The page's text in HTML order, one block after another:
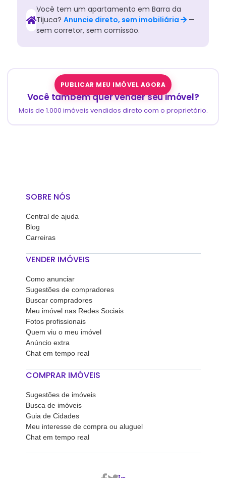
Você tem um apartamento em Barra da
Tijuca? Anuncie direto, sem imobiliária
—
sem corretor, sem comissão.
PUBLICAR MEU IMÓVEL AGORA
Você também quer vender seu imóvel?
Mais de 1.000 imóveis vendidos direto com o proprietário.
SOBRE NÓS
Central de ajuda
Blog
Carreiras
VENDER IMÓVEIS
Como anunciar
Sugestões de compradores
Buscar compradores
Meu imóvel nas Redes Sociais
Fotos profissionais
Quem viu o meu imóvel
Anúncio extra
Chat em tempo real
COMPRAR IMÓVEIS
Sugestões de imóveis
Busca de imóveis
Guia de Cidades
Meu interesse de compra ou aluguel
Chat em tempo real